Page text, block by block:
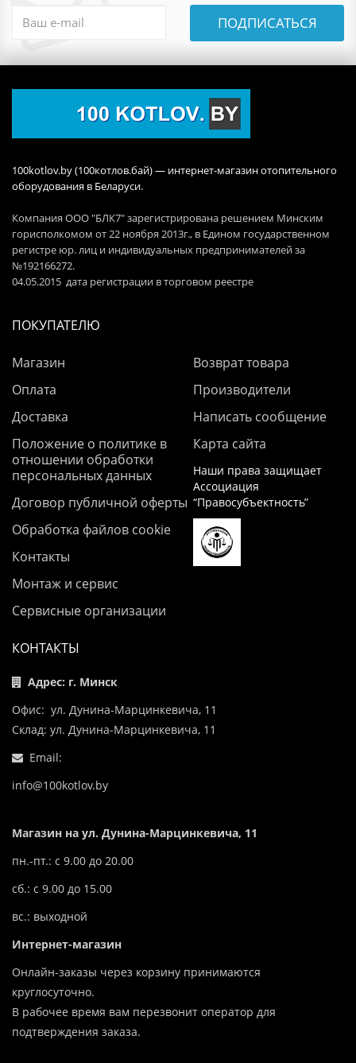
ПОДПИСАТЬСЯ
100kotlov.by (100котлов.бай) — интернет-магазин отопительного
оборудования в Беларуси.
Компания ООО "БЛК7" зарегистрирована решением Минским
горисполкомом от 22 ноября 2013г., в Едином государственном
регистре юр. лиц и индивидуальных предпринимателей за
№192166272.
04.05.2015 дата регистрации в торговом реестре
ПОКУПАТЕЛЮ
Магазин
Оплата
Доставка
Положение о политике в
отношении обработки
персональных данных
Договор публичной оферты
Обработка файлов cookie
Контакты
Монтаж и сервис
Сервисные организации
Возврат товара
Производители
Написать сообщение
Карта сайта
Наши права защищает
Ассоциация
“Правосубъектность”
КОНТАКТЫ
Адрес: г. Минск
Офис: ул. Дунина-Марцинкевича, 11
Склад: ул. Дунина-Марцинкевича, 11
Email:
info@100kotlov.by
Магазин на ул. Дунина-Марцинкевича, 11
пн.-пт.: с 9.00 до 20.00
сб.: с 9.00 до 15.00
вс.: выходной
Интернет-магазин
Онлайн-заказы через корзину принимаются
круглосуточно.
В рабочее время вам перезвонит оператор для
подтверждения заказа.